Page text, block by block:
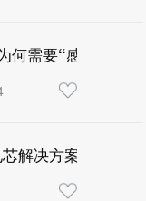
何需要“感知-控制-
解决方案